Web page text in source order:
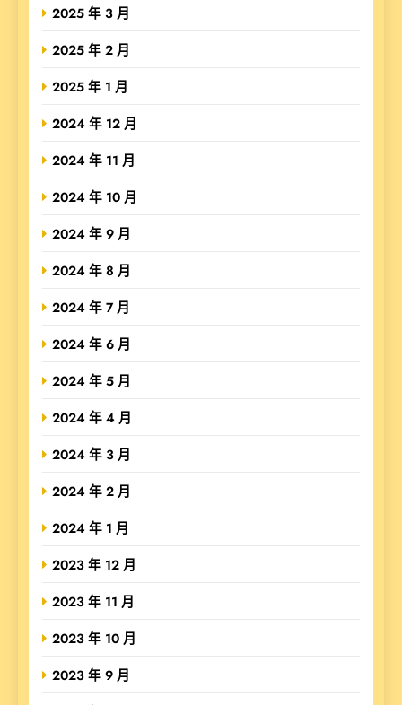
2025 年 3 月
2025 年 2 月
2025 年 1 月
2024 年 12 月
2024 年 11 月
2024 年 10 月
2024 年 9 月
2024 年 8 月
2024 年 7 月
2024 年 6 月
2024 年 5 月
2024 年 4 月
2024 年 3 月
2024 年 2 月
2024 年 1 月
2023 年 12 月
2023 年 11 月
2023 年 10 月
2023 年 9 月